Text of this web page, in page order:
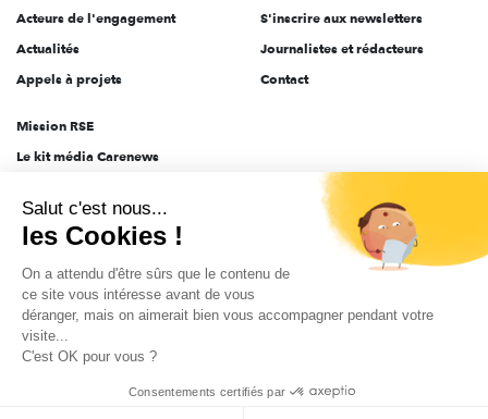
Acteurs de l'engagement
Actualités
Appels à projets
S'inscrire aux newsletters
Journalistes et rédacteurs
Contact
Mission RSE
Le kit média Carenews
AEF info
Novethic
PRODURABLE
Inclusiv Day
Données personnelles Mentions légales 2025-2026 Tout droits réservés
Salut c'est nous...
les Cookies !
On a attendu d'être sûrs que le contenu de
ce site vous intéresse avant de vous
déranger, mais on aimerait bien vous accompagner pendant votre
visite...
C'est OK pour vous ?
Consentements certifiés par